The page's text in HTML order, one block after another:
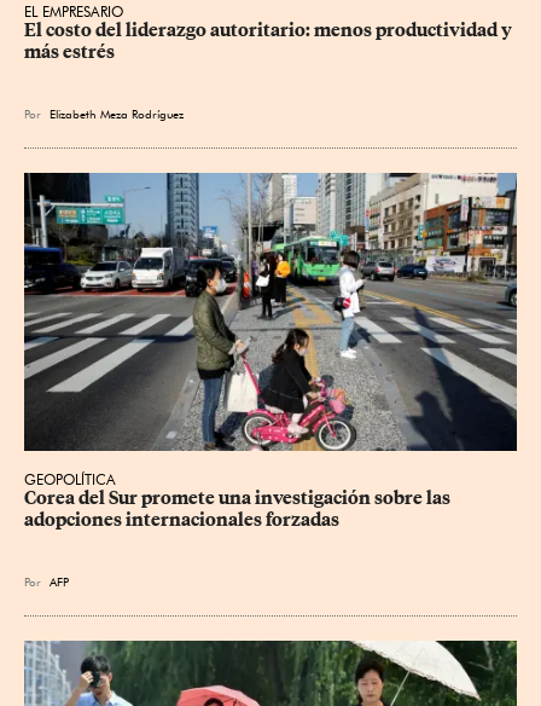
EL EMPRESARIO
El costo del liderazgo autoritario: menos productividad y
más estrés
Por Elizabeth Meza Rodríguez
GEOPOLÍTICA
Corea del Sur promete una investigación sobre las
adopciones internacionales forzadas
Por AFP